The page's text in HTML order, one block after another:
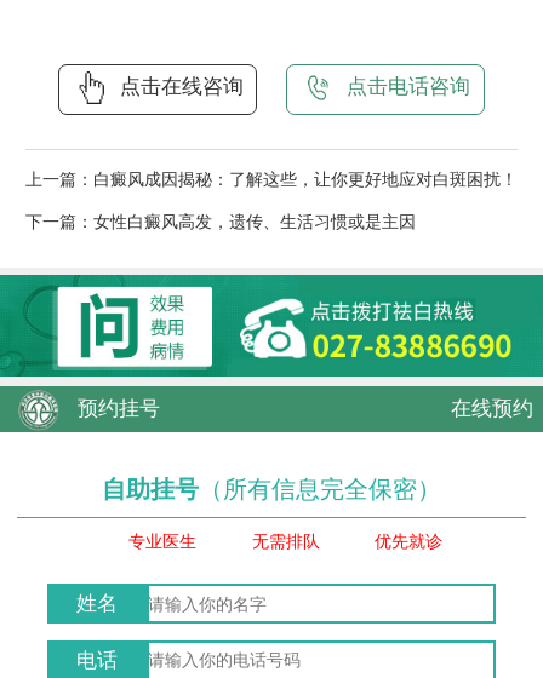
点击在线咨询 点击电话咨询
上一篇： 白癜风成因揭秘：了解这些，让你更好地应对白斑困扰！
下一篇： 女性白癜风高发，遗传、生活习惯或是主因
预约挂号 在线预约
自助挂号 （所有信息完全保密）
专业医生 无需排队 优先就诊
姓名
电话